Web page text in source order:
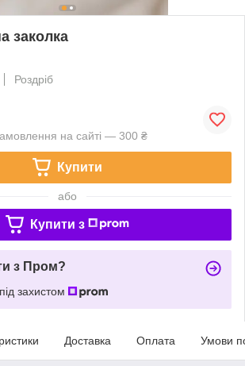
заколка
Роздріб
на сайті — 300 ₴
Купити
або
Купити з
з Пром?
захистом
Доставка Оплата Умови